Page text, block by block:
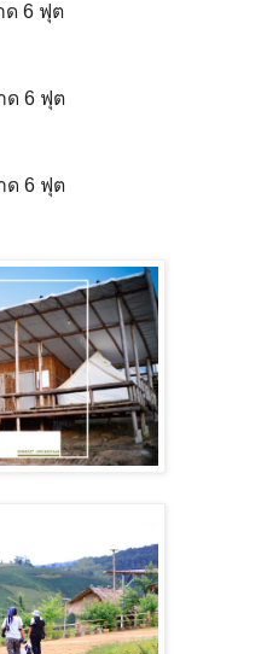
ด 6 ฟุต
ด 6 ฟุต
ด 6 ฟุต